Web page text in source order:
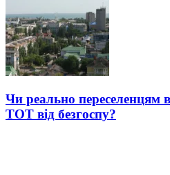
Чи реально переселенцям
ТОТ від безгоспу?